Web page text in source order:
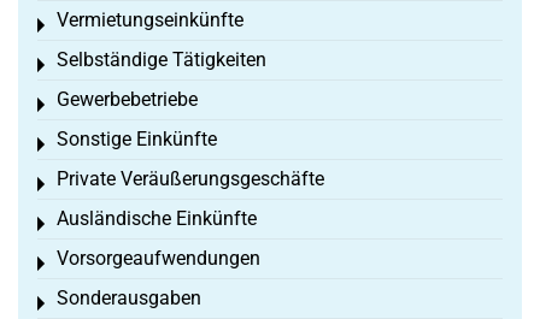
Vermietungseinkünfte
Toggle menu
Selbständige Tätigkeiten
Toggle menu
Gewerbebetriebe
Toggle menu
Sonstige Einkünfte
Toggle menu
Private Veräußerungsgeschäfte
Toggle menu
Ausländische Einkünfte
Toggle menu
Vorsorgeaufwendungen
Toggle menu
Sonderausgaben
Toggle menu